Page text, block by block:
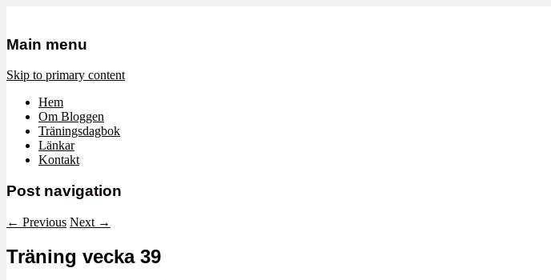
Militärmamman
Mamma, militär och märkbart obekväm
Main menu
Skip to primary content
Hem
Om Bloggen
Träningsdagbok
Länkar
Kontakt
Post navigation
← Previous Next →
Träning vecka 39